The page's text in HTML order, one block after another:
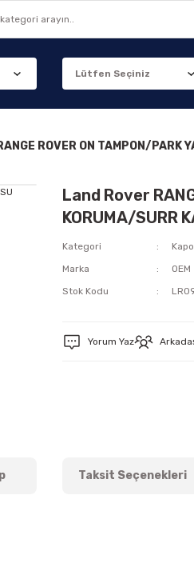
ROVER ON TAMPON/PARK
Land Rover
KORUMA/SURR
Kategori
Marka
OEM
Stok Kodu
Yorum Yaz
Taksit Seçenekleri